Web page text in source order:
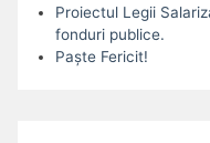
Proiectul Legii
fonduri publice.
Paște Fericit!